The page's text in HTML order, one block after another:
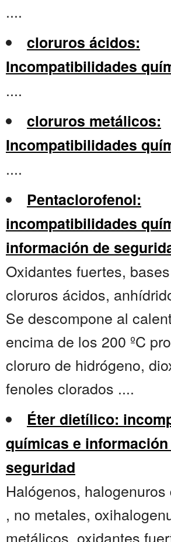
....
cloruros ácidos:
Incompatibilidades
....
cloruros metálicos:
Incompatibilidades
....
Pentaclorofenol:
incompatibilidades
información de
Oxidantes fuertes,
cloruros ácidos,
Se descompone al
encima de los 200 ºC
cloruro de hidrógeno,
fenoles clorados ....
Éter dietílico:
químicas e información
seguridad
Halógenos,
, no metales,
metálicos, oxidantes